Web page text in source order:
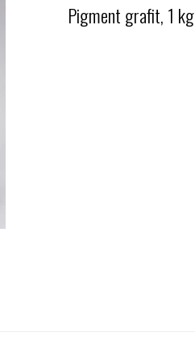
Pigment grafit, 1 kg